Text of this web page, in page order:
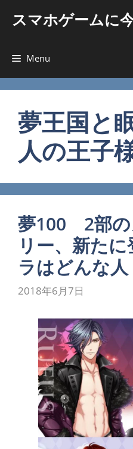
へ
スマホゲームに
Menu
夢王国と
人の王子
夢100 2部の
リー、新た
ラはどんな人
2018年6月7日